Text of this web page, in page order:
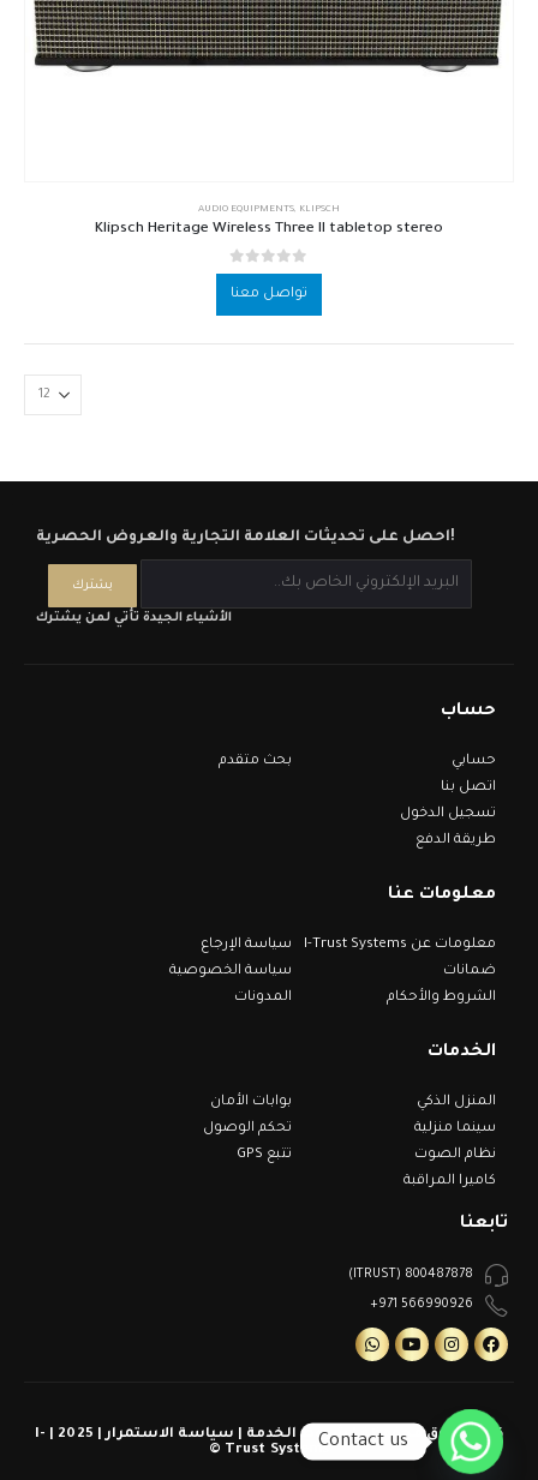
AUDIO EQUIPMENTS, KLIPSCH
Klipsch Heritage Wireless Three II tabletop stereo
0
out of 5
تواصل معنا
احصل على تحديثات العلامة التجارية والعروض الحصرية!
الأشياء الجيدة تأتي لمن يشترك
حساب
حسابي
اتصل بنا
تسجيل الدخول
طريقة الدفع
بحث متقدم
معلومات عنا
معلومات عن I-Trust Systems
ضمانات
الشروط والأحكام
سياسة الإرجاع
سياسة الخصوصية
المدونات
الخدمات
المنزل الذكي
سينما منزلية
نظام الصوت
كاميرا المراقبة
بوابات الأمان
تحكم الوصول
تتبع GPS
تابعنا
800487878 (ITRUST)
566990926 971+
كل الحقوق محفوظة | شروط الخدمة | سياسة الاستمرار | 2025 | I-
Trust Systems ©Contact us